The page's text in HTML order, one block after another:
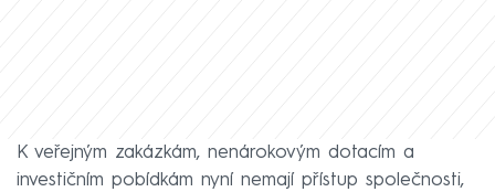
K veřejným zakázkám, nenárokovým dotacím a
investičním pobídkám nyní nemají přístup společnosti,